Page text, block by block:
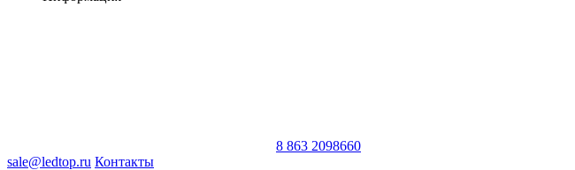
8 863 2098660
sale@ledtop.ru Контакты